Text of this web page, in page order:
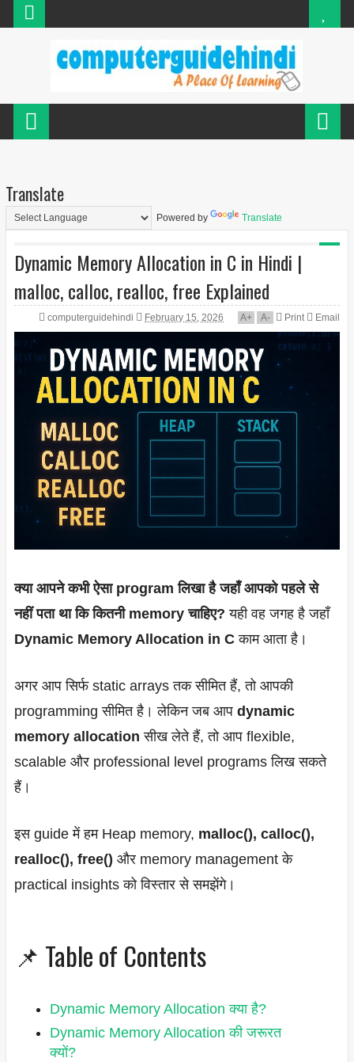
Translate
Powered by Translate
Dynamic Memory Allocation in C in Hindi |
malloc, calloc, realloc, free Explained
computerguidehindi February 15, 2026 A+ A- Print Email
क्या आपने कभी ऐसा program लिखा है जहाँ आपको पहले से
नहीं पता था कि कितनी memory चाहिए? यही वह जगह है जहाँ
Dynamic Memory Allocation in Cकाम आता है।
अगर आप सिर्फ static arrays तक सीमित हैं, तो आपकी
programming सीमित है। लेकिन जब आप dynamic
memory allocation सीख लेते हैं, तो आप flexible,
scalable और professional level programs लिख सकते
हैं।
इस guide में हम Heap memory, malloc(), calloc(),
realloc(), free() और memory management के
practical insights को विस्तार से समझेंगे।
📌 Table of Contents
Dynamic Memory Allocation क्या है?
Dynamic Memory Allocation की जरूरत
क्यों?